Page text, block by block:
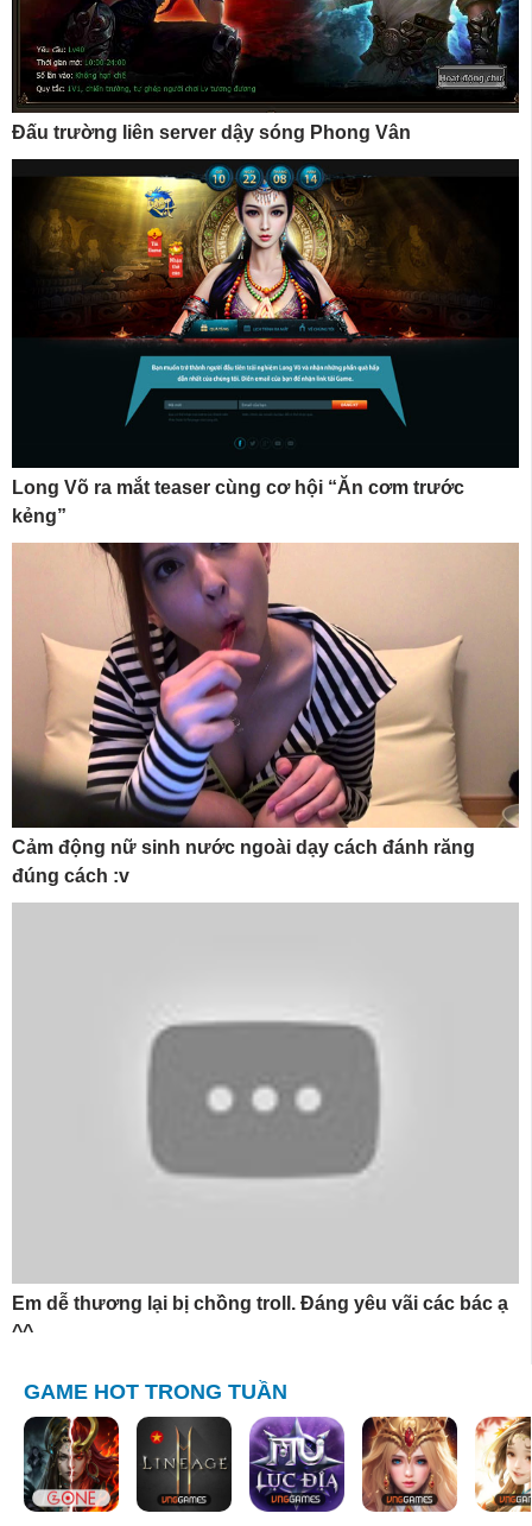
Đấu trường liên server dậy sóng Phong Vân
Long Võ ra mắt teaser cùng cơ hội “Ăn cơm trước
kẻng”
Cảm động nữ sinh nước ngoài dạy cách đánh răng
đúng cách :v
Em dễ thương lại bị chồng troll. Đáng yêu vãi các bác ạ
^^
GAME HOT TRONG TUẦN